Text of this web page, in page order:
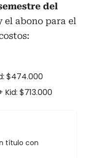
del
abono para el
$474.000
$713.000
título con